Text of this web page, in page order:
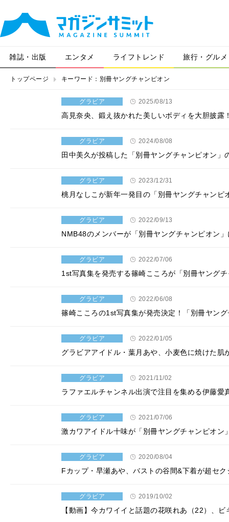
雑誌・出版 エンタメ ライフトレンド 旅行・グルメ
トップページ キーワード：別冊ヤングチャンピオン
グラビア 2025/08/13
高見奈央、鍛え抜かれた美しいボディを大胆披
グラビア 2024/08/08
田中美久が投稿した「別冊ヤングチャンピオン
グラビア 2023/12/31
桃月なしこが新年一発目の「別冊ヤングチャン
グラビア 2022/09/13
NMB48のメンバーが「別冊ヤングチャンピオン
グラビア 2022/07/06
1st写真集を発売する篠崎こころが「別冊ヤング
グラビア 2022/06/08
篠崎こころの1st写真集が発売決定！「別冊ヤン
グラビア 2022/01/05
グラビアアイドル・葉月あや、小麦色に焼けた
グラビア 2021/11/02
ラファエルチャンネル出演で注目を集める伊藤
グラビア 2021/07/06
激カワアイドル十味が「別冊ヤングチャンピオ
グラビア 2020/08/04
Fカップ・早瀬あや、バストの谷間&下着が超セ
グラビア 2019/10/02
【動画】今カワイイと話題の花咲れあ（22）、